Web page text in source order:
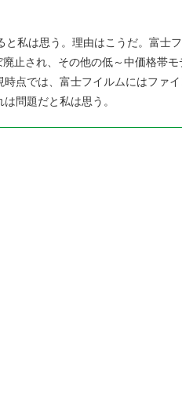
私は思う。理由はこうだ。富士
止され、その他の低～中価格帯
点では、富士フイルムにはファ
問題だと私は思う。